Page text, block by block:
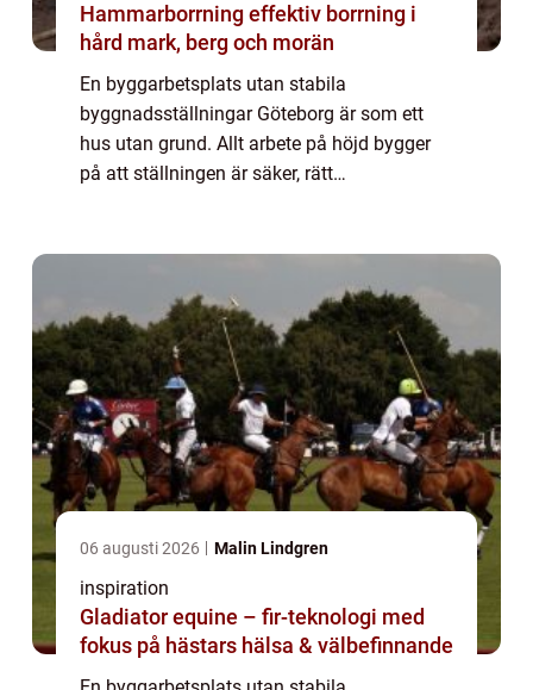
Hammarborrning effektiv borrning i
hård mark, berg och morän
En byggarbetsplats utan stabila
byggnadsställningar Göteborg är som ett
hus utan grund. Allt arbete på höjd bygger
på att ställningen är säker, rätt
06 augusti 2026 Malin Lindgren
inspiration
Gladiator equine – fir-teknologi med
fokus på hästars hälsa & välbefinnande